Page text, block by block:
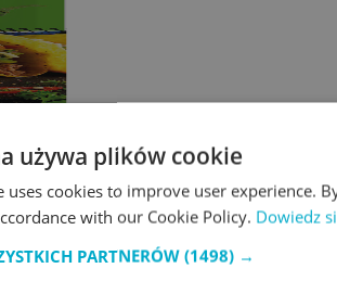
używa plików cookie
uses cookies to improve user experience.
with our Cookie Policy. Dowiedz
PARTNERÓW (1498) →